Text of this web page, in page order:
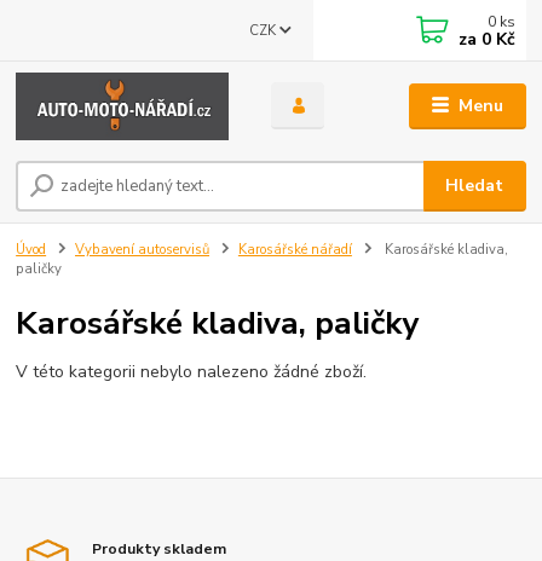
Menu
CZK
Hledat
0 ks
za 0 Kč
Úvod Vybavení autoservisů Karosářské nářadí
Karosářské kladiva,
paličky
Karosářské kladiva, paličky
V této kategorii nebylo nalezeno žádné zboží.
Produkty skladem